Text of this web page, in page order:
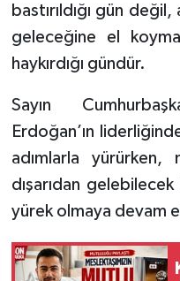
bastırıldığı gün
geleceğine el
haykırdığı gündür.
Sayın
Erdoğan’ın
adımlarla
dışarıdan
yürek olmaya devam